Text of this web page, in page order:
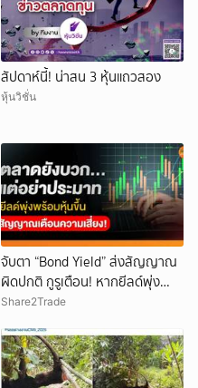
สัปดาห์นี้! น่าสน 3 หุ้นแถวสอง
หุ้นวิชั่น
จับตา “Bond Yield” ส่งสัญญาณ
ผิดปกติ กูรูเตือน! หากยีลด์พุ่ง
พร้อมหุ้นขึ้น แรงกระแทกตลาดอาจ
Share2Trade